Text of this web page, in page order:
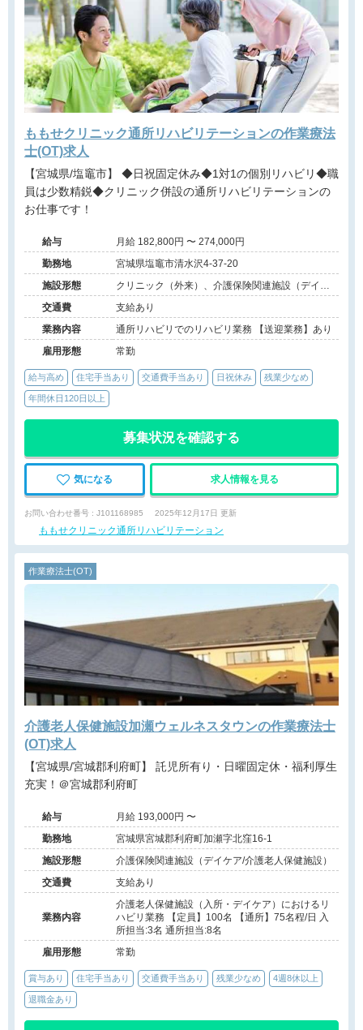
ももせクリニック通所リハビリテーションの作業療法
士(OT)求人
【宮城県/塩竈市】 ◆日祝固定休み◆1対1の個別リハビリ◆職
員は少数精鋭◆クリニック併設の通所リハビリテーションの
お仕事です！
給与
月給 182,800円 〜 274,000円
勤務地
宮城県塩竈市清水沢4-37-20
施設形態
クリニック（外来）、介護保険関連施設（デイケ
ア）
交通費
支給あり
業務内容
通所リハビリでのリハビリ業務 【送迎業務】あり
雇用形態
常勤
給与高め 住宅手当あり 交通費手当あり 日祝休み 残業少なめ
年間休日120日以上
募集状況を確認する
気になる 求人情報を見る
お問い合わせ番号 : J101168985 2025年12月17日 更新
ももせクリニック通所リハビリテーション
作業療法士(OT)
介護老人保健施設加瀬ウェルネスタウンの作業療法士
(OT)求人
【宮城県/宮城郡利府町】 託児所有り・日曜固定休・福利厚生
充実！＠宮城郡利府町
給与
月給 193,000円 〜
勤務地
宮城県宮城郡利府町加瀬字北窪16-1
施設形態
介護保険関連施設（デイケア/介護老人保健施設）
交通費
支給あり
業務内容
介護老人保健施設（入所・デイケア）におけるリ
ハビリ業務 【定員】100名 【通所】75名程/日 入
所担当:3名 通所担当:8名
雇用形態
常勤
賞与あり 住宅手当あり 交通費手当あり 残業少なめ 4週8休以上
退職金あり